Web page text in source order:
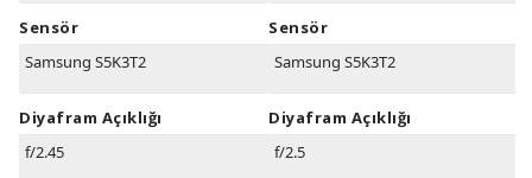
Sensör
Samsung S5K3T2
Diyafram Açıklığı
f/2.45
Sensör
Samsung S5K3T2
Diyafram Açıklığı
f/2.5